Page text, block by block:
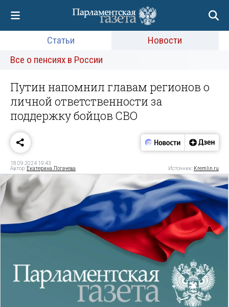
Статьи
Новости
Все о пенсиях в России
Путин напомнил главам регионов о
личной ответственности за
поддержку бойцов СВО
18.09.2024 19:43
Автор: Екатерина Логачева Источник: Kremlin.ru